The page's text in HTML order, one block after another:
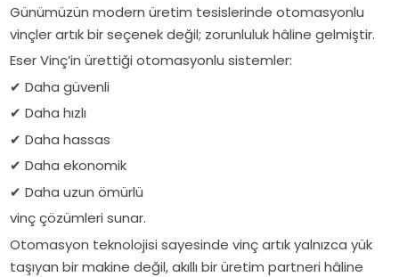
Günümüzün modern üretim tesislerinde otomasyonlu
vinçler artık bir seçenek değil; zorunluluk hâline gelmiştir.
Eser Vinç’in ürettiği otomasyonlu sistemler:
✔ Daha güvenli
✔ Daha hızlı
✔ Daha hassas
✔ Daha ekonomik
✔ Daha uzun ömürlü
vinç çözümleri sunar.
Otomasyon teknolojisi sayesinde vinç artık yalnızca yük
taşıyan bir makine değil, akıllı bir üretim partneri hâline